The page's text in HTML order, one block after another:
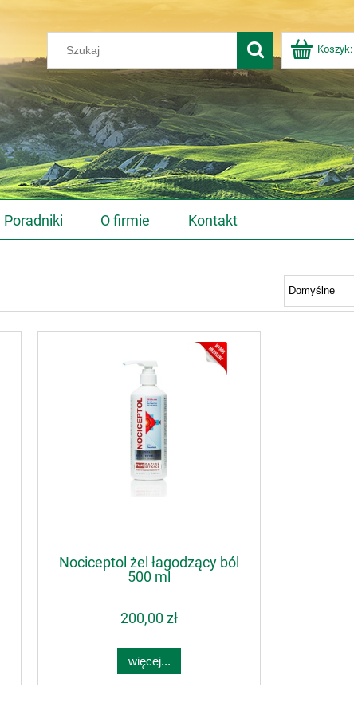
Koszyk:
Poradniki O firmie Kontakt
Nociceptol żel łagodzący ból
500 ml
200,00 zł
więcej...